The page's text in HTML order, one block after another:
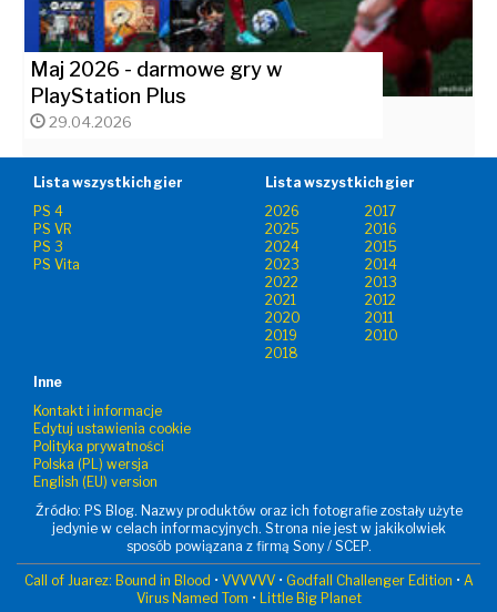
Maj 2026 - darmowe gry w
PlayStation Plus
29.04.2026
Lista wszystkich gier
PS 4
PS VR
PS 3
PS Vita
Lista wszystkich gier
2026
2017
2025
2016
2024
2015
2023
2014
2022
2013
2021
2012
2020
2011
2019
2010
2018
Inne
Kontakt i informacje
Edytuj ustawienia cookie
Polityka prywatności
Polska (PL) wersja
English (EU) version
Źródło: PS Blog. Nazwy produktów oraz ich fotografie zostały użyte
jedynie w celach informacyjnych. Strona nie jest w jakikolwiek
sposób powiązana z firmą Sony / SCEP.
Call of Juarez: Bound in Blood • VVVVVV• Godfall Challenger Edition • A
Virus Named Tom • Little Big Planet